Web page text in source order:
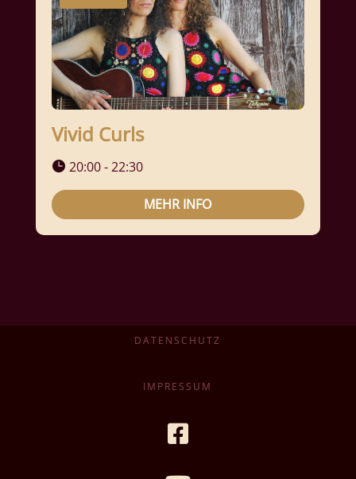
Vivid Curls
20:00 - 22:30
MEHR INFO
DATENSCHUTZ
IMPRESSUM
